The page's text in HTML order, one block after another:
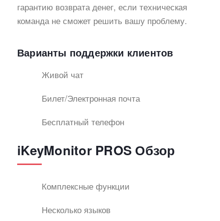
гарантию возврата денег, если техническая
команда не сможет решить вашу проблему.
Варианты поддержки клиентов
Живой чат
Билет/Электронная почта
Бесплатный телефон
iKeyMonitor PROS Обзор
Комплексные функции
Несколько языков